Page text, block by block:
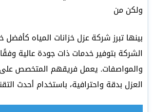
ولكن من
بينها تبرز شركة عزل خزانات المياه كأفضل
الشركة بتوفير خدمات ذات جودة عالية وفقًا
والمواصفات. يعمل فريقهم المتخصص على
العزل بدقة واحترافية، باستخدام أحدث